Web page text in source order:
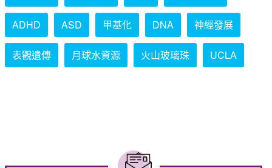
ADHD ASD 甲基化 DNA 神經發展
表觀遺傳 月球水資源 火山玻璃珠 UCLA